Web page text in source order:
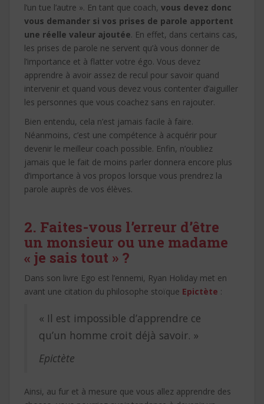
l’un tue l’autre ». En tant que coach, vous devez donc
vous demander si vos prises de parole apportent
une réelle valeur ajoutée. En effet, dans certains cas,
les prises de parole ne servent qu’à vous donner de
l’importance et à flatter votre égo. Vous devez
apprendre à avoir assez de recul pour savoir quand
intervenir et quand vous devez vous contenter d’aiguiller
les personnes que vous coachez sans en rajouter.
Bien entendu, cela n’est jamais facile à faire.
Néanmoins, c’est une compétence à acquérir pour
devenir le meilleur coach possible. Enfin, n’oubliez
jamais que le fait de moins parler donnera encore plus
d’importance à vos propos lorsque vous prendrez la
parole auprès de vos élèves.
2. Faites-vous l’erreur d’être
un monsieur ou une madame
« je sais tout » ?
Dans son livre Ego est l’ennemi, Ryan Holiday met en
avant une citation du philosophe stoïque Epictète :
« Il est impossible d’apprendre ce
qu’un homme croit déjà savoir. »
Epictète
Ainsi, au fur et à mesure que vous allez apprendre des